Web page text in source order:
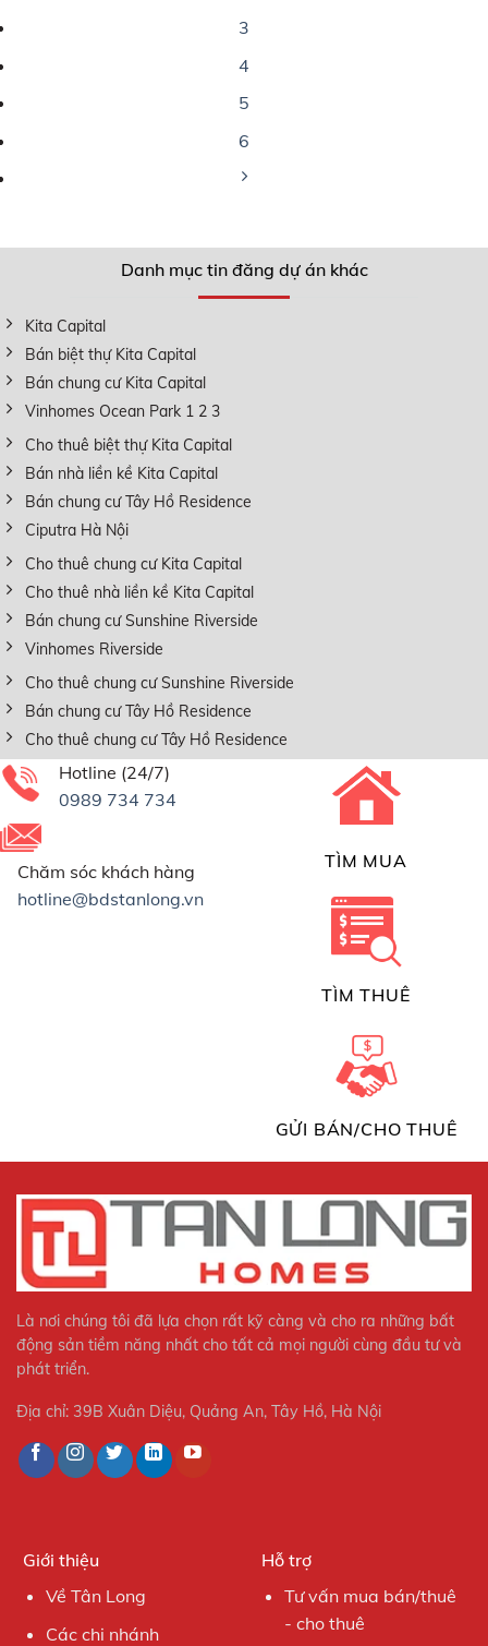
3
4
5
6
Danh mục tin đăng dự án khác
Kita Capital
Bán biệt thự Kita Capital
Bán chung cư Kita Capital
Vinhomes Ocean Park 1 2 3
Cho thuê biệt thự Kita Capital
Bán nhà liền kề Kita Capital
Bán chung cư Tây Hồ Residence
Ciputra Hà Nội
Cho thuê chung cư Kita Capital
Cho thuê nhà liền kề Kita Capital
Bán chung cư Sunshine Riverside
Vinhomes Riverside
Cho thuê chung cư Sunshine Riverside
Bán chung cư Tây Hồ Residence
Cho thuê chung cư Tây Hồ Residence
Hotline (24/7)
0989 734 734
Chăm sóc khách hàng
hotline@bdstanlong.vn
TÌM MUA
TÌM THUÊ
GỬI BÁN/CHO THUÊ
Là nơi chúng tôi đã lựa chọn rất kỹ càng và cho ra những bất
động sản tiềm năng nhất cho tất cả mọi người cùng đầu tư và
phát triển.
Địa chỉ: 39B Xuân Diệu, Quảng An, Tây Hồ, Hà Nội
Giới thiệu
Về Tân Long
Các chi nhánh
Hỗ trợ
Tư vấn mua bán/thuê
- cho thuê